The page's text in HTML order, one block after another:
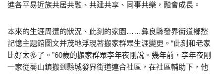
進各平易近族共居共融、共建共享、同事共樂，融會成長。
本來的生涯周遭的狀況、此刻的家園……彝良縣發界街道鄉愁
記憶主題館圖文并茂地浮現著搬家群眾生涯變更。“此刻和老家
比好太多了。”60歲的搬家群眾李年夜剛說。幾年前，李年夜剛
一家從蕎山鎮搬到縣城發界街道連合社區，在社區輔助下，他